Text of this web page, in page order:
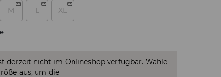
M L XL
derzeit nicht im Onlineshop verfügbar. Wähle
aus, um die